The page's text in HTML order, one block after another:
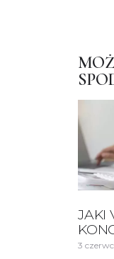
JAKI
3